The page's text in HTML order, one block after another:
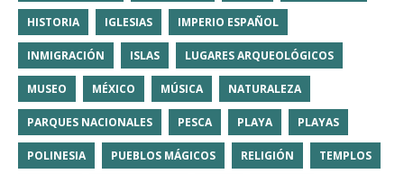
HISTORIA IGLESIAS IMPERIO ESPAÑOL
INMIGRACIÓN ISLAS LUGARES ARQUEOLÓGICOS
MUSEO MÉXICO MÚSICA NATURALEZA
PARQUES NACIONALES PESCA PLAYA PLAYAS
POLINESIA PUEBLOS MÁGICOS RELIGIÓN TEMPLOS